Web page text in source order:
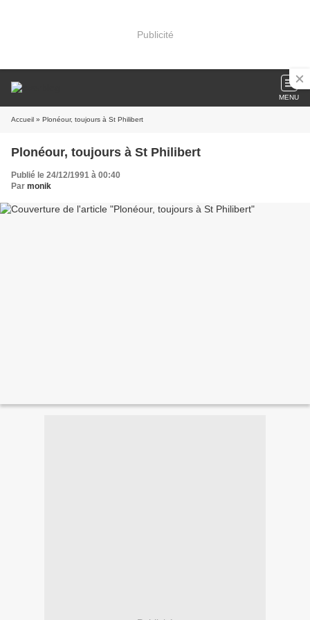
Publicité
MENU
Accueil » Plonéour, toujours à St Philibert
Plonéour, toujours à St Philibert
Publié le 24/12/1991 à 00:40
Par monik